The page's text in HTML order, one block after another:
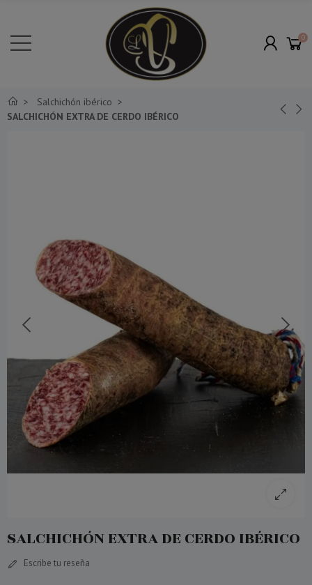
0
Salchichón ibérico
SALCHICHÓN EXTRA DE CERDO IBÉRICO
SALCHICHÓN EXTRA DE CERDO IBÉRICO
Escribe tu reseña